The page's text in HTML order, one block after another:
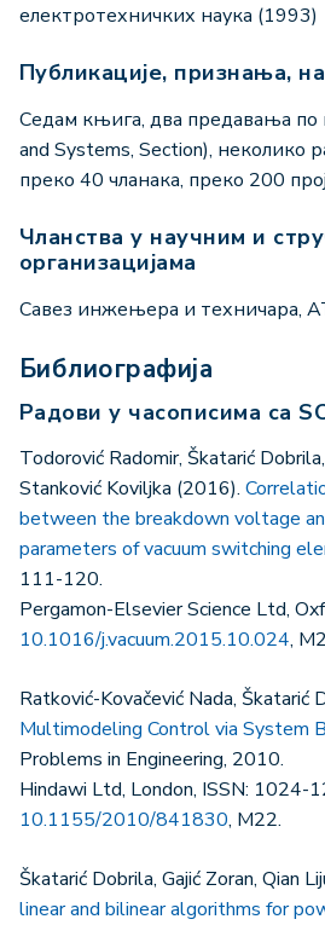
електротехничких наука (1993)
Публикације, признања,
Седам књига, два предавања по
and Systems, Section), неколико
преко 40 чланака, преко 200
Чланства у научним и стручним
организацијама
Савез инжењера и техничара,
Библиографија
Радови у часописима са
Todorović Radomir, Škatarić
Stanković Koviljka (2016).
between the breakdown voltage
parameters of vacuum switching
111-120.
Pergamon-Elsevier Science Ltd,
10.1016/j.vacuum.2015.10.024,
Ratković-Kovačević Nada, Škatarić
Multimodeling Control via System
Problems in Engineering, 2010.
Hindawi Ltd, London, ISSN: 1024-
10.1155/2010/841830, M22.
Škatarić Dobrila, Gajić Zoran, Qian
linear and bilinear algorithms for